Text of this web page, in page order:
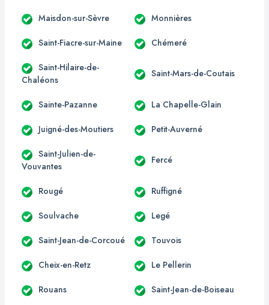
Maisdon-sur-Sèvre Monnières
Saint-Fiacre-sur-Maine Chémeré
Saint-Hilaire-de-
Chaléons
Saint-Mars-de-Coutais
Sainte-Pazanne La Chapelle-Glain
Juigné-des-Moutiers Petit-Auverné
Saint-Julien-de-
Vouvantes
Fercé
Rougé Ruffigné
Soulvache Legé
Saint-Jean-de-Corcoué Touvois
Cheix-en-Retz Le Pellerin
Rouans Saint-Jean-de-Boiseau